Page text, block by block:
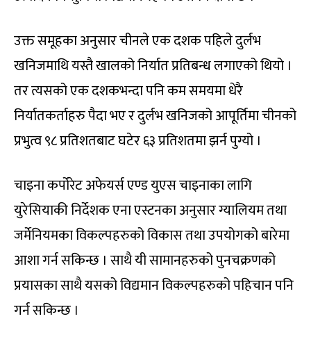
उक्त समूहका अनुसार चीनले एक दशक पहिले दुर्लभ
खनिजमाथि यस्तै खालको निर्यात प्रतिबन्ध लगाएको थियो ।
तर त्यसको एक दशकभन्दा पनि कम समयमा धेरै
निर्यातकर्ताहरु पैदा भए र दुर्लभ खनिजको आपूर्तिमा चीनको
प्रभुत्व ९८ प्रतिशतबाट घटेर ६३ प्रतिशतमा झर्न पुग्यो ।
चाइना कर्पोरेट अफेयर्स एण्ड युएस चाइनाका लागि
युरेसियाकी निर्देशक एना एस्टनका अनुसार ग्यालियम तथा
जर्मेनियमका विकल्पहरुको विकास तथा उपयोगको बारेमा
आशा गर्न सकिन्छ । साथै यी सामानहरुको पुनचक्रणको
प्रयासका साथै यसको विद्यमान विकल्पहरुको पहिचान पनि
गर्न सकिन्छ ।